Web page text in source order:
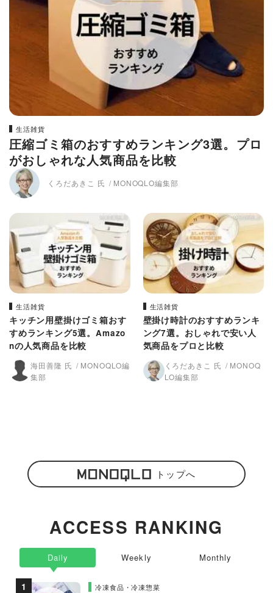
生活雑貨
圧縮ゴミ箱のおすすめランキング3選。プロ
がおしゃれな人気商品を比較
くろだあきこ 氏 MONOQLO編集部
生活雑貨
キッチン用壁掛けゴミ箱おす
すめランキング5選。Amazo
nの人気商品を比較
海田善隆 氏
MONOQLO編
集部
生活雑貨
壁掛け時計のおすすめランキ
ング7選。おしゃれで安い人
気商品をプロと比較
くろだあきこ 氏
MONOQ
LO編集部
トップへ
ACCESS RANKING
Daily
冷凍食品・冷凍惣菜
Weekly Monthly